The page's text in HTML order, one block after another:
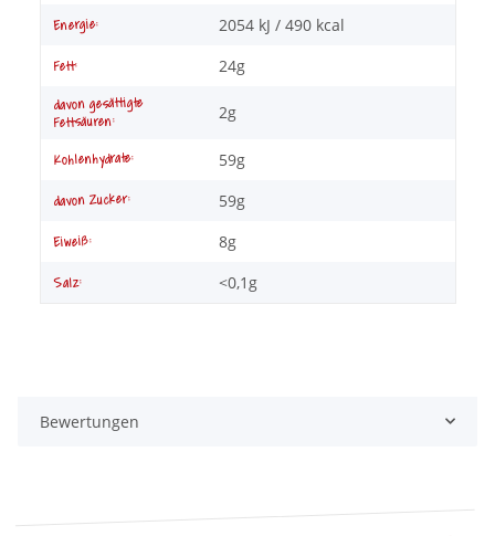
Energie: 2054 kJ / 490 kcal
Fett: 24g
davon gesättigte
Fettsäuren:
2g
Kohlenhydrate: 59g
davon Zucker: 59g
Eiweiß: 8g
Salz: <0,1g
Bewertungen